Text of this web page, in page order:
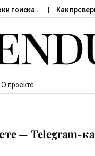
поиска… Как
О проекте
— Telegram-